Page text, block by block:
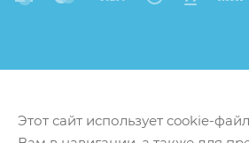
Этот сайт использует cookie-